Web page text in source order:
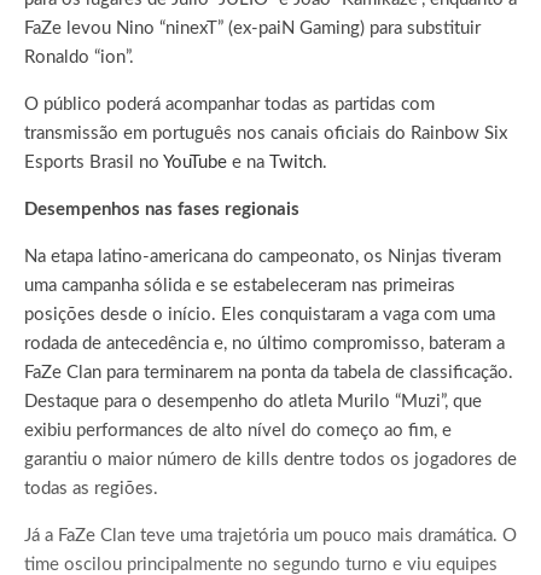
FaZe levou Nino “ninexT” (ex-paiN Gaming) para substituir
Ronaldo “ion”.
O público poderá acompanhar todas as partidas com
transmissão em português nos canais oficiais do Rainbow Six
Esports Brasil no YouTube e na Twitch.
Desempenhos nas fases regionais
Na etapa latino-americana do campeonato, os Ninjas tiveram
uma campanha sólida e se estabeleceram nas primeiras
posições desde o início. Eles conquistaram a vaga com uma
rodada de antecedência e, no último compromisso, bateram a
FaZe Clan para terminarem na ponta da tabela de classificação.
Destaque para o desempenho do atleta Murilo “Muzi”, que
exibiu performances de alto nível do começo ao fim, e
garantiu o maior número de kills dentre todos os jogadores de
todas as regiões.
Já a FaZe Clan teve uma trajetória um pouco mais dramática. O
time oscilou principalmente no segundo turno e viu equipes